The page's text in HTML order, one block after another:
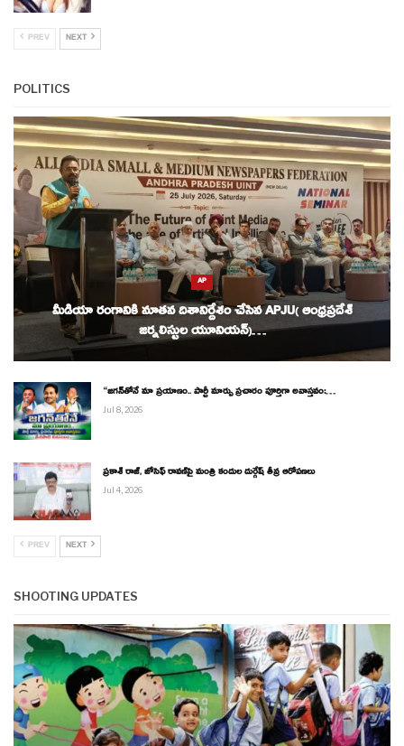
PREV NEXT
POLITICS
AP
మీడియా రంగానికి నూతన దిశానిర్దేశం చేసిన APJU( ఆంధ్రప్రదేశ్
జర్నలిస్టుల యూనియన్)…
“జగన్‌తోనే మా ప్రయాణం.. పార్టీ మార్పు ప్రచారం పూర్తిగా అవాస్తవం:…
Jul 8, 2026
ప్రకాశ్ రాజ్, జోసెఫ్ రావణ్‌పై మంత్రి కందుల దుర్గేష్ తీవ్ర ఆరోపణలు
Jul 4, 2026
PREV NEXT
SHOOTING UPDATES